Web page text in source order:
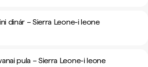
dinár – Sierra Leone-i leone
pula – Sierra Leone-i leone